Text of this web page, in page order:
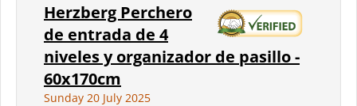
Herzberg Perchero
de entrada de 4
niveles y organizador de pasillo -
60x170cm
Sunday 20 July 2025